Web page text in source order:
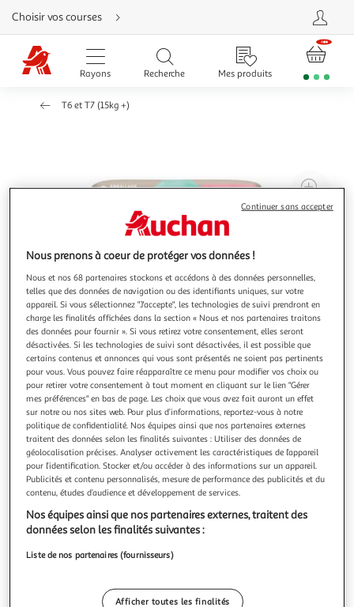
Aller
directement
au
contenu
Aller
directement
Aller
la
Choisir vos courses
Rayons Recherche Mes produits
T6 et T7 (15kg +)
PAMPERS
Harmonie Couches culottes taille 6 (+15kg)
24 couches
Vous voulez connaître le prix de ce produit ?
Afficher le prix
Nous prenons à coeur de protéger vos données !
Nous et nos 68 partenaires stockons et accédons à des données personnelles,
telles que des données de navigation ou des identifiants uniques, sur votre
appareil. Si vous sélectionnez "J'accepte", les technologies de suivi prendront en
charge les finalités affichées dans la section « Nous et nos partenaires traitons
des données pour fournir ». Si vous retirez votre consentement, elles seront
désactivées. Si les technologies de suivi sont désactivées, il est possible que
certains contenus et annonces qui vous sont présentés ne soient pas pertinents
pour vous. Vous pouvez faire réapparaître ce menu pour modifier vos choix ou
pour retirer votre consentement à tout moment en cliquant sur le lien "Gérer
mes préférences" en bas de page. Les choix que vous avez fait auront un effet
sur notre ou nos sites web. Pour plus d’informations, reportez-vous à notre
politique de confidentialité. Nos équipes ainsi que nos partenaires externes
traitent des données selon les finalités suivantes : Utiliser des données de
géolocalisation précises. Analyser activement les caractéristiques de l’appareil
pour l’identification. Stocker et/ou accéder à des informations sur un appareil.
Publicités et contenu personnalisés, mesure de performance des publicités et du
contenu, études d’audience et développement de services.
Nos équipes ainsi que nos partenaires externes, traitent des
données selon les finalités suivantes :
Liste de nos partenaires (fournisseurs)
Afficher toutes les finalités
Continuer sans accepter